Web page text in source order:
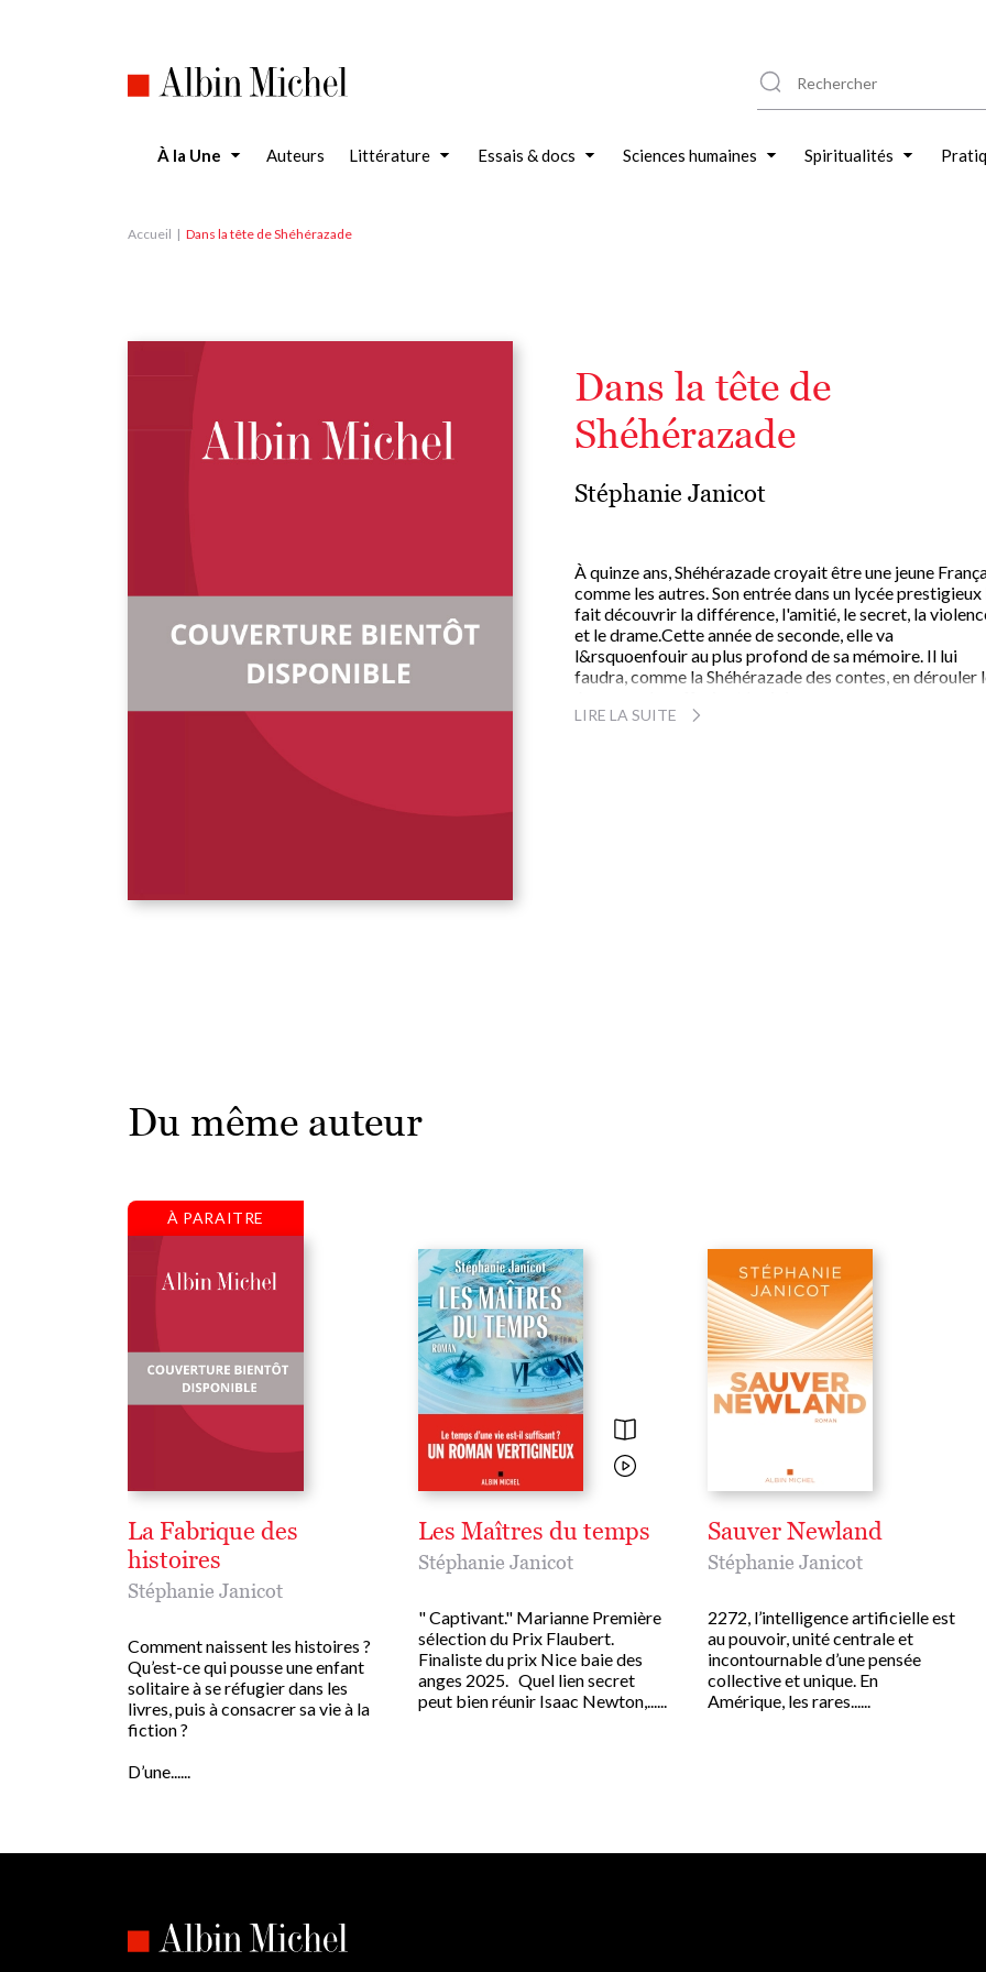
À la Une Auteurs Littérature Essais & docs Sciences humaines Spiritualités
Accueil Dans la tête de Shéhérazade
Dans la tête de
Shéhérazade
Stéphanie Janicot
À quinze ans, Shéhérazade croyait être une jeune
comme les autres. Son entrée dans un lycée prestigieux
fait découvrir la différence, l'amitié, le secret, la
et le drame.Cette année de seconde, elle va
l&rsquoenfouir au plus profond de sa mémoire. Il lui
faudra, comme la Shéhérazade des contes, en dérouler
sentiment d'inaccompli et d'imposture qui longtemps la
LIRE LA SUITE
Du même auteur
À PARAITRE
La Fabrique des
histoires
Stéphanie Janicot
Comment naissent les histoires ?
Qu’est-ce qui pousse une enfant
solitaire à se réfugier dans les
livres, puis à consacrer sa vie à la
fiction ?
D’une......
Les Maîtres du temps
Stéphanie Janicot
" Captivant." Marianne Première
sélection du Prix Flaubert.
Finaliste du prix Nice baie des
anges 2025. Quel lien secret
peut bien réunir Isaac Newton,......
Sauver Newland
Stéphanie Janicot
2272, l’intelligence artificielle est
au pouvoir, unité centrale et
incontournable d’une pensée
collective et unique. En
Amérique, les rares......